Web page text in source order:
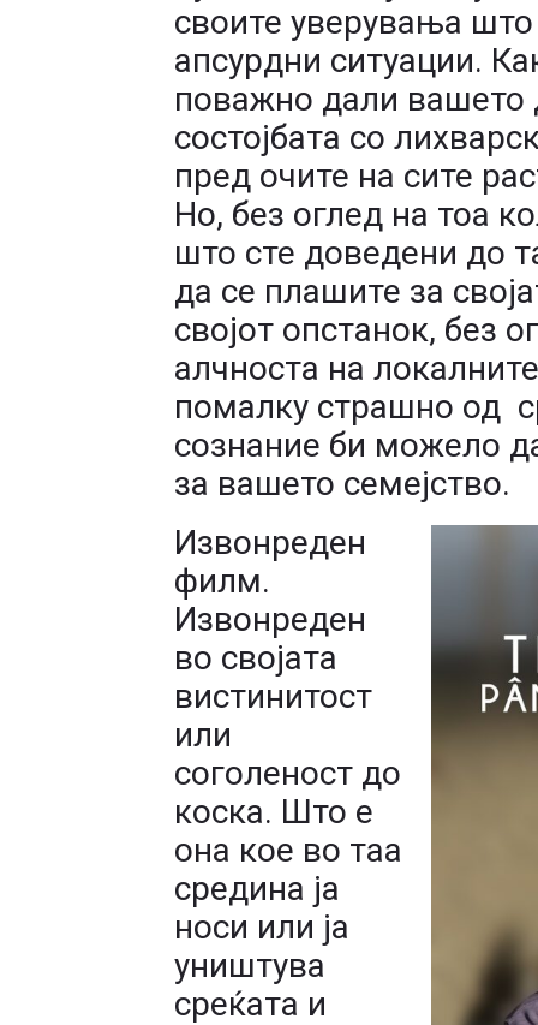
своите уверувања
апсурдни ситуации.
поважно дали вашето
состојбата со
пред очите на сите
Но, без оглед на тоа
што сте доведени до
да се плашите за
својот опстанок, без
алчноста на
помалку страшно од
сознание би можело
за вашето семејство.
Извонреден
филм.
Извонреден
во својата
вистинитост
или
соголеност до
коска. Што е
она кое во таа
средина ја
носи или ја
уништува
среќата и